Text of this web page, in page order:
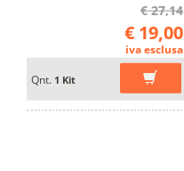
€ 27,14
€ 19,00
iva esclusa
Qnt. 1 Kit